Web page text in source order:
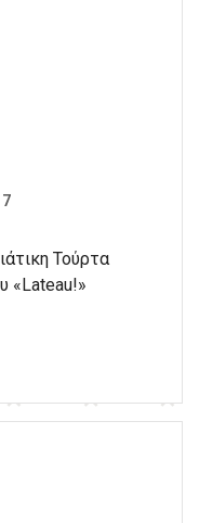
Τούρτα
«Lateau!»